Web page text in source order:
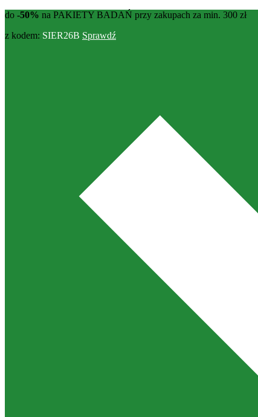
do -50% na PAKIETY BADAŃ przy zakupach za min. 300 zł
z kodem: SIER26B Sprawdź